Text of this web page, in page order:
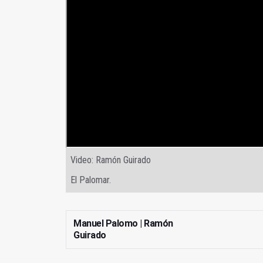
Video: Ramón Guirado
El Palomar.
Manuel Palomo | Ramón
Guirado